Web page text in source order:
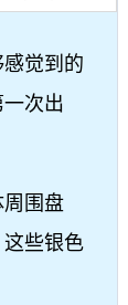
觉到的
次出
围盘
些银色